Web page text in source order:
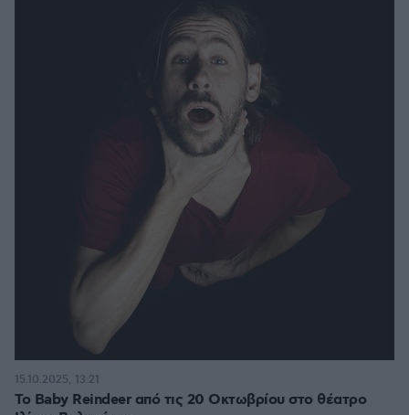
Το Baby Reindeer από τις 20 Οκτωβρίου στο θέατρο
15.10.2025, 13:21